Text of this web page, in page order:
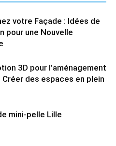
votre Façade : Idées de
pour une Nouvelle
3D pour l’aménagement
des espaces en plein
mini-pelle Lille